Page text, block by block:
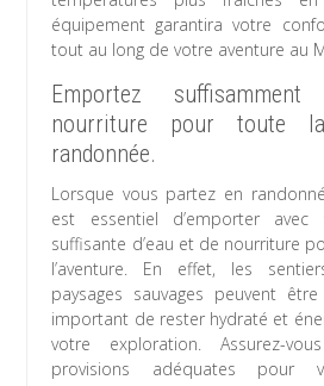
équipement garantira votre
tout au long de votre aventure au
Emportez
nourriture pour toute
randonnée.
Lorsque vous partez en
est essentiel d’emporter
suffisante d’eau et de nourriture
l’aventure. En effet, les
paysages sauvages peuvent
important de rester hydraté et
votre exploration. Assurez-
provisions adéquates pour